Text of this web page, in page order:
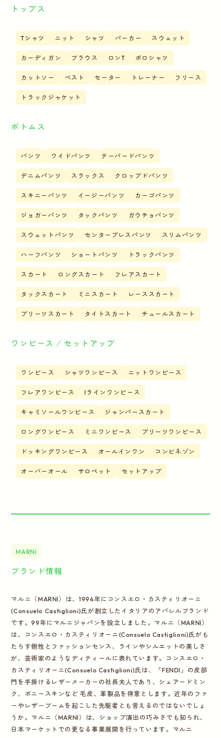
トップス
Tシャツ ニット シャツ パーカー スウェット
カーディガン ブラウス ロンT ポロシャツ
カットソー ベスト セーター トレーナー フリース
トラックジャケット
ボトムス
パンツ ワイドパンツ テーパードパンツ
デニムパンツ スラックス クロップドパンツ
スキニーパンツ イージーパンツ カーゴパンツ
ジョガーパンツ タックパンツ ガウチョパンツ
スウェットパンツ センタープレスパンツ スリムパンツ
ハーフパンツ ショートパンツ トラックパンツ
スカート ロングスカート フレアスカート
タックスカート ミニスカート レーススカート
プリーツスカート タイトスカート チュールスカート
ワンピース ⁄ セットアップ
ワンピース シャツワンピース ニットワンピース
フレアワンピース Iラインワンピース
キャミソールワンピース ジャンパースカート
ロングワンピース ミニワンピース プリーツワンピース
ドッキングワンピース オールインワン コンビネゾン
オーバーオール サロペット セットアップ
MARNI
ブランド情報
マルニ（MARNI）は、1994年にコンスエロ・カスティリオーニ
(Consuelo Castiglioni)氏が創立したイタリアのアパレルブランド
です。99年にマルニジャパンを設立しました。マルニ（MARNI）
は、コンスエロ・カスティリオーニ(Consuelo Castiglioni)氏がも
たらす個性とファッションセンス、ラインやシルエットの美しさ
が、芸術家のようなディティールに表れています。コンスエロ・
カスティリオーニ(Consuelo Castiglioni)氏は、「FENDI」の皮部
門を手掛けるレザーメーカーの社長夫人であり、シェアードミン
ク、ポニースキンなど 毛皮、革製品を得意とします。近年のファ
ーやレザーブームを起こした先駆者とも言えるのではないでしょ
うか。マルニ（MARNI）は、ショップ演出の巧みさでも知られ、
日本マーケットでの更なる事業展開を行っています。マルニ